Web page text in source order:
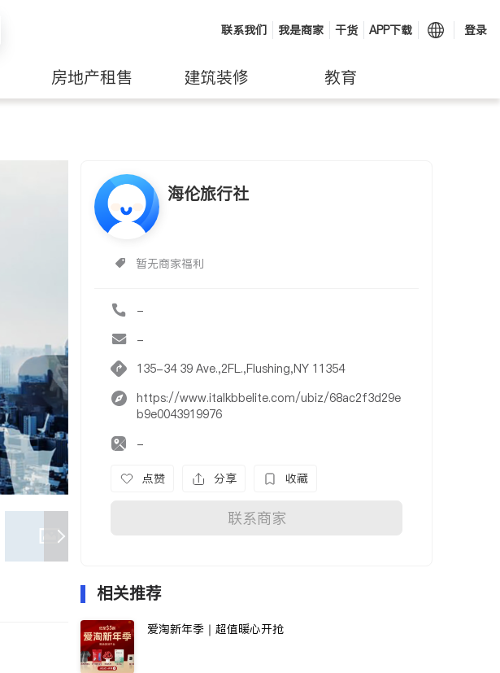
联系我们 我是商家 干货 APP下载 登录
房地产租售 建筑装修 教育
海伦旅行社
暂无商家福利
-
-
135-34 39 Ave.,2FL.,Flushing,NY 11354
https://www.italkbbelite.com/ubiz/68ac2f3d29e
b9e0043919976
-
点赞 分享 收藏
联系商家
相关推荐
爱淘新年季｜超值暖心开抢